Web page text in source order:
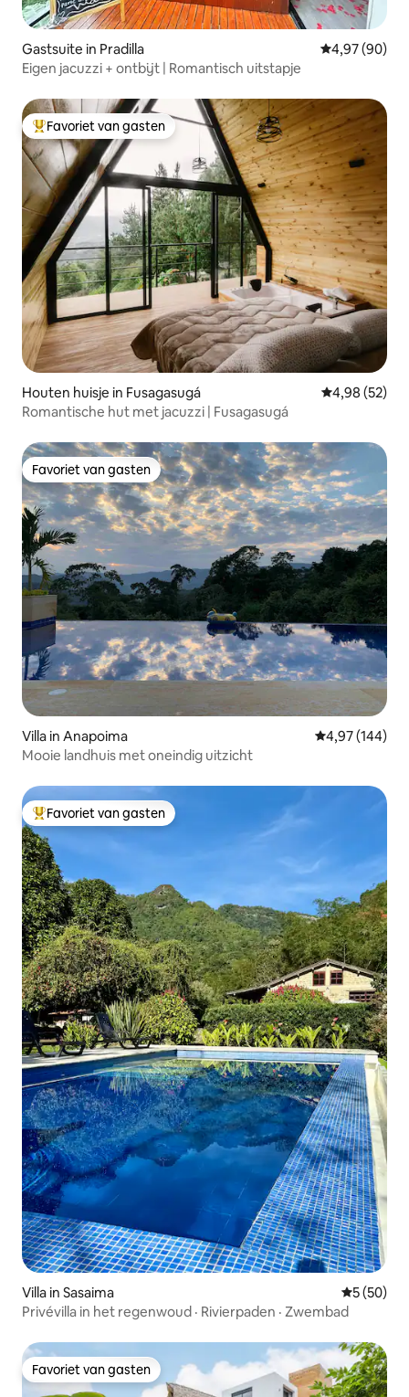
Gastsuite in Pradilla Gemiddelde
4,97 (90)
Eigen jacuzzi + ontbijt | Romantisch uitstapje
Topfavoriet van gasten
Favoriet van gasten
Houten huisje in Fusagasugá Gemiddelde
4,98 (52)
Romantische hut met jacuzzi | Fusagasugá
Favoriet van gasten
Favoriet van gasten
Villa in Anapoima Gemiddelde
4,97 (144)
Mooie landhuis met oneindig uitzicht
Topfavoriet van gasten
Favoriet van gasten
Villa in Sasaima
5 (50)
Privévilla in het regenwoud · Rivierpaden · Zwembad
Favoriet van gasten
Favoriet van gasten